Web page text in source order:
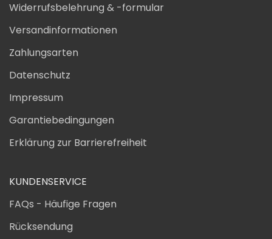
Widerrufsbelehrung & -formular
Versandinformationen
Zahlungsarten
Datenschutz
Impressum
Garantiebedingungen
Erklärung zur Barrierefreiheit
KUNDENSERVICE
FAQs - Häufige Fragen
Rücksendung